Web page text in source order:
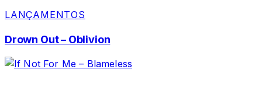
LANÇAMENTOS
Drown Out – Oblivion